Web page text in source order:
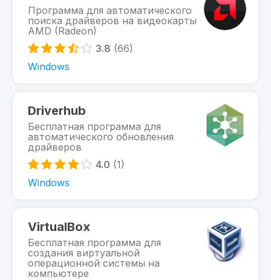
Программа для автоматического
поиска драйверов на видеокарты
AMD (Radeon)
3.8 (66)
Windows
Driverhub
Бесплатная программа для
автоматического обновления
драйверов
4.0 (1)
Windows
VirtualBox
Бесплатная программа для
создания виртуальной
операционной системы на
компьютере